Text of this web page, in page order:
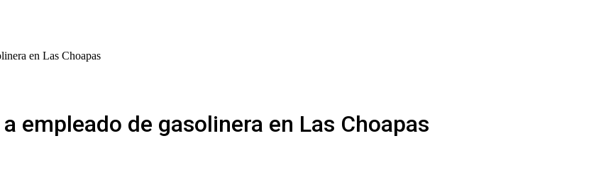
en Las Choapas
empleado de gasolinera en Las Choapas